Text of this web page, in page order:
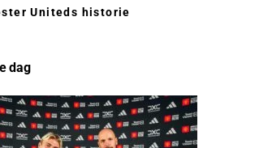
Uniteds historie
dag